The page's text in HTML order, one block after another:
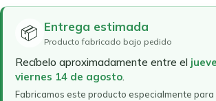
📦 Entrega estimada
Producto fabricado bajo pedido
Recíbelo aproximadamente entre el
viernes 14 de agosto.
Fabricamos este producto especialmente para